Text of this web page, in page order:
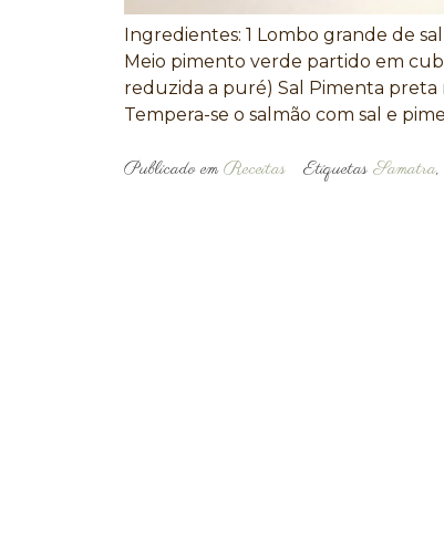
Ingredientes: 1 Lombo grande de
Meio pimento verde partido em
reduzida a puré) Sal Pimenta
Tempera-se o salmão com sal e
Publicado emReceitas Etiquetas Samatra,